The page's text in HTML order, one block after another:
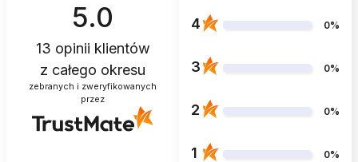
5.0
13 opinii klientów
z całego okresu
zebranych i zweryfikowanych
przez
4 0%
3 0%
2 0%
1 0%